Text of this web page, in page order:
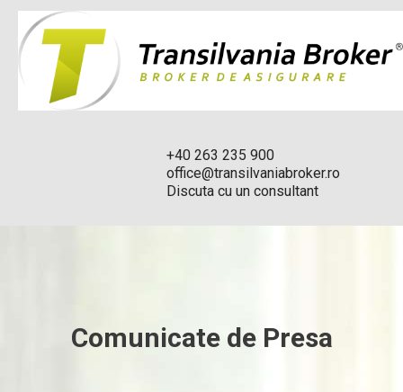
+40 263 235 900
office@transilvaniabroker.ro
Discuta cu un consultant
Comunicate de Presa